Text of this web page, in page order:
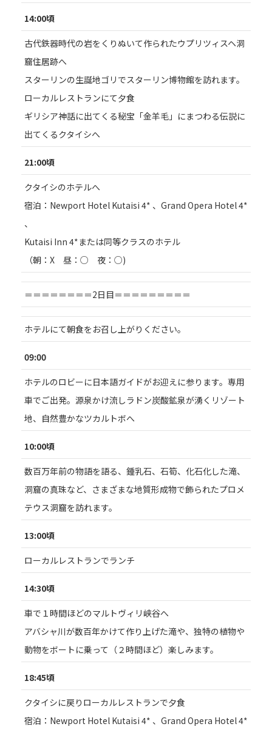
14:00頃
古代鉄器時代の岩をくりぬいて作られたウプリツィスヘ洞
窟住居跡へ
スターリンの生誕地ゴリでスターリン博物館を訪れます。
ローカルレストランにて夕食
ギリシア神話に出てくる秘宝「金羊毛」にまつわる伝説に
出てくるクタイシへ
21:00頃
クタイシのホテルへ
宿泊：Newport Hotel Kutaisi 4* 、Grand Opera Hotel 4*
、
Kutaisi Inn 4*または同等クラスのホテル
（朝：X 昼：○ 夜：○)
＝＝＝＝＝＝＝＝2日目＝＝＝＝＝＝＝＝＝
ホテルにて朝食をお召し上がりください。
09:00
ホテルのロビーに日本語ガイドがお迎えに参ります。専用
車でご出発。源泉かけ流しラドン炭酸鉱泉が湧くリゾート
地、自然豊かなツカルトボへ
10:00頃
数百万年前の物語を語る、鍾乳石、石筍、化石化した滝、
洞窟の真珠など、さまざまな地質形成物で飾られたプロメ
テウス洞窟を訪れます。
13:00頃
ローカルレストランでランチ
14:30頃
車で１時間ほどのマルトヴィリ峡谷へ
アバシャ川が数百年かけて作り上げた滝や、独特の植物や
動物をボートに乗って（２時間ほど）楽しみます。
18:45頃
クタイシに戻りローカルレストランで夕食
宿泊：Newport Hotel Kutaisi 4* 、Grand Opera Hotel 4*